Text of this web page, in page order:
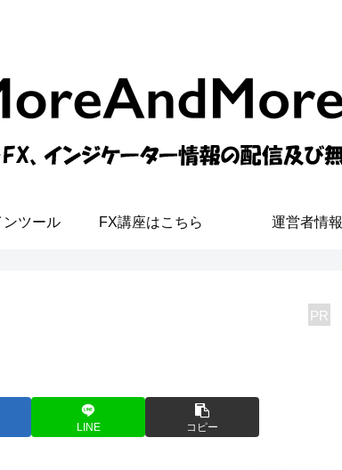
ンツール FX講座はこちら 運営者情報
PR
LINE コピー